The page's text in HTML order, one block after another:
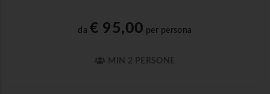
da € 95,00 per persona
MIN 2 PERSONE